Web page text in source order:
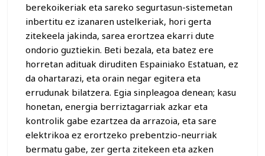
berekoikeriak eta sareko segurtasun-sistemetan
inbertitu ez izanaren ustelkeriak, hori gerta
zitekeela jakinda, sarea erortzea ekarri dute
ondorio guztiekin. Beti bezala, eta batez ere
horretan adituak diruditen Espainiako Estatuan, ez
da ohartarazi, eta orain negar egitera eta
errudunak bilatzera. Egia sinpleagoa denean; kasu
honetan, energia berriztagarriak azkar eta
kontrolik gabe ezartzea da arrazoia, eta sare
elektrikoa ez erortzeko prebentzio-neurriak
bermatu gabe, zer gerta zitekeen eta azken